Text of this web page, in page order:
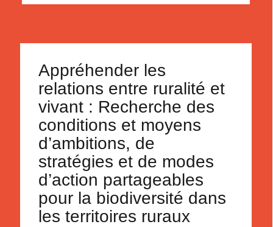
Appréhender les
relations entre ruralité et
vivant : Recherche des
conditions et moyens
d’ambitions, de
stratégies et de modes
d’action partageables
pour la biodiversité dans
les territoires ruraux